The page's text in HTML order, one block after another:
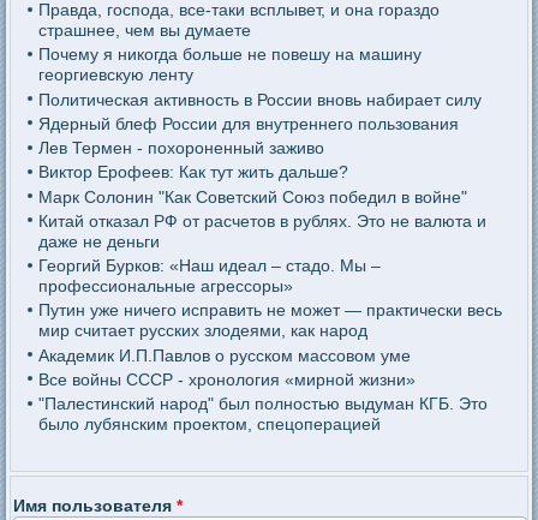
Правда, господа, все-таки всплывет, и она гораздо
страшнее, чем вы думаете
Почему я никогда больше не повешу на машину
георгиевскую ленту
Политическая активность в России вновь набирает силу
Ядерный блеф России для внутреннего пользования
Лев Термен - похороненный заживо
Виктор Ерофеев: Как тут жить дальше?
Марк Солонин "Как Советский Союз победил в войне"
Китай отказал РФ от расчетов в рублях. Это не валюта и
даже не деньги
Георгий Бурков: «Наш идеал – стадо. Мы –
профессиональные агрессоры»
Путин уже ничего исправить не может — практически весь
мир считает русских злодеями, как народ
Академик И.П.Павлов о русском массовом уме
Все войны СССР - хронология «мирной жизни»
"Палестинский народ" был полностью выдуман КГБ. Это
было лубянским проектом, спецоперацией
Имя пользователя*